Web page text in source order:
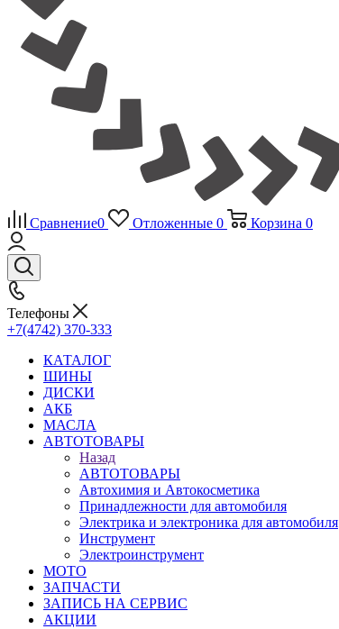
Сравнение0 Отложенные 0 Корзина 0
Телефоны
+7(4742) 370-333
КАТАЛОГ
ШИНЫ
ДИСКИ
АКБ
МАСЛА
АВТОТОВАРЫ
Назад
АВТОТОВАРЫ
Автохимия и Автокосметика
Принадлежности для автомобиля
Электрика и электроника для автомобиля
Инструмент
Электроинструмент
МОТО
ЗАПЧАСТИ
ЗАПИСЬ НА СЕРВИС
АКЦИИ